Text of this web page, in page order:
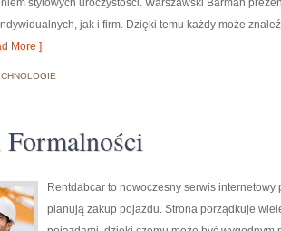
stylowych uroczystości. Warszawski Barman
jak i firm. Dzięki temu każdy może
More ]
Rentdabcar to nowoczesny serwis
planują zakup pojazdu. Strona porządkuje